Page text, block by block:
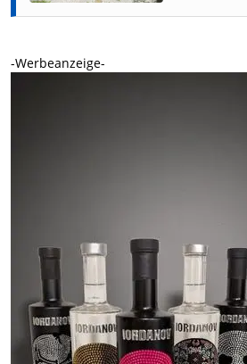
-Werbeanzeige-